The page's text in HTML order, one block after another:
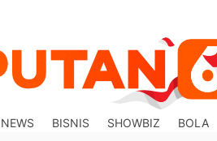
NEWS BISNIS SHOWBIZ BOLA